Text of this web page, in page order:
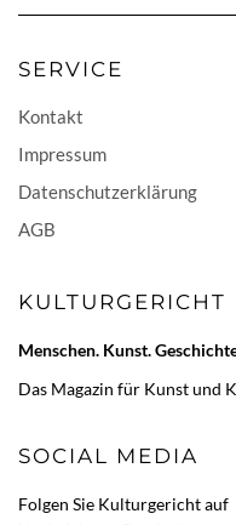
SERVICE
Kontakt
Impressum
Datenschutzerklärung
AGB
KULTURGERICHT
Menschen. Kunst.
Das Magazin für Kunst und
SOCIAL MEDIA
Folgen Sie Kulturgericht auf